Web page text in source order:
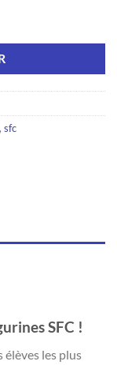
, sfc
SFC !
élèves les plus